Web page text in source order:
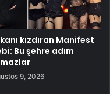
kızdıran Manifest
Bu şehre adım
9, 2026